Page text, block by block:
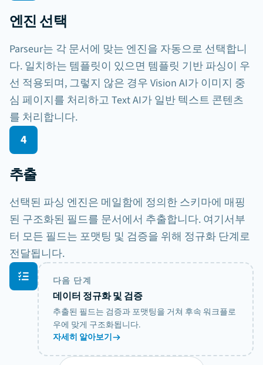
청구서 #Q2-8821
아크미㈜
April 15, 2026
발신자
아크미㈜
acme.co.kr
수신처
글로벡스㈜
서울 강남
OCR 스캔 중
엔진 선택
Parseur는 각 문서에 맞는 엔진을 자동으로 선택합니
다. 일치하는 템플릿이 있으면 템플릿 기반 파싱이 우
선 적용되며, 그렇지 않은 경우 Vision AI가 이미지 중
심 페이지를 처리하고 Text AI가 일반 텍스트 콘텐츠
를 처리합니다.
템플릿
4
추출
선택된 파싱 엔진은 메일함에 정의한 스키마에 매핑
된 구조화된 필드를 문서에서 추출합니다. 여기서부
터 모든 필드는 포맷팅 및 검증을 위해 정규화 단계로
전달됩니다.
청구서 #Q2-8821 청구서 번호
아크미㈜
7월 28, 2026 날짜
마감 May 15
발신자
아크미㈜
acme.co.kr
수신처
글로벡스㈜
수량
단가
다음 단계
데이터 정규화 및 검증
추출된 필드는 검증과 포맷팅을 거쳐 후속 워크플로
우에 맞게 구조화됩니다.
자세히 알아보기